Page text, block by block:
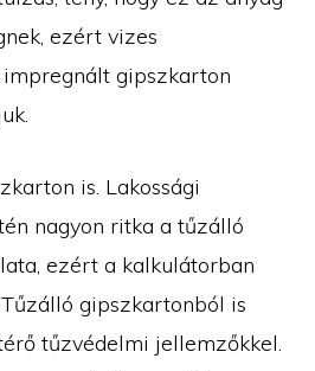
ezért vizes
gipszkarton
is. Lakossági
nagyon ritka a tűzálló
ezért a kalkulátorban
gipszkartonból is
tűzvédelmi jellemzőkkel.